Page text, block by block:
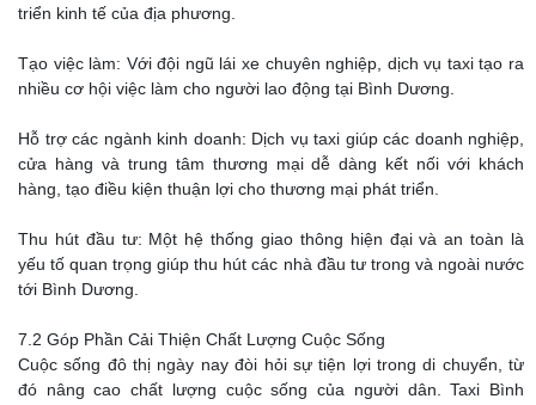
triển kinh tế của địa phương.
Tạo việc làm: Với đội ngũ lái xe chuyên nghiệp, dịch vụ taxi tạo ra
nhiều cơ hội việc làm cho người lao động tại Bình Dương.
Hỗ trợ các ngành kinh doanh: Dịch vụ taxi giúp các doanh nghiệp,
cửa hàng và trung tâm thương mại dễ dàng kết nối với khách
hàng, tạo điều kiện thuận lợi cho thương mại phát triển.
Thu hút đầu tư: Một hệ thống giao thông hiện đại và an toàn là
yếu tố quan trọng giúp thu hút các nhà đầu tư trong và ngoài nước
tới Bình Dương.
7.2 Góp Phần Cải Thiện Chất Lượng Cuộc Sống
Cuộc sống đô thị ngày nay đòi hỏi sự tiện lợi trong di chuyển, từ
đó nâng cao chất lượng cuộc sống của người dân. Taxi Bình